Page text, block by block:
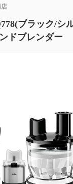
ブラック/シ
ドブレンダー